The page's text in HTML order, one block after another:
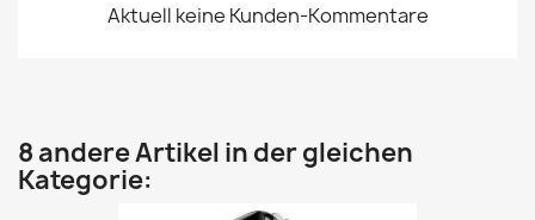
Aktuell keine Kunden-Kommentare
8 andere Artikel in der gleichen
Kategorie: